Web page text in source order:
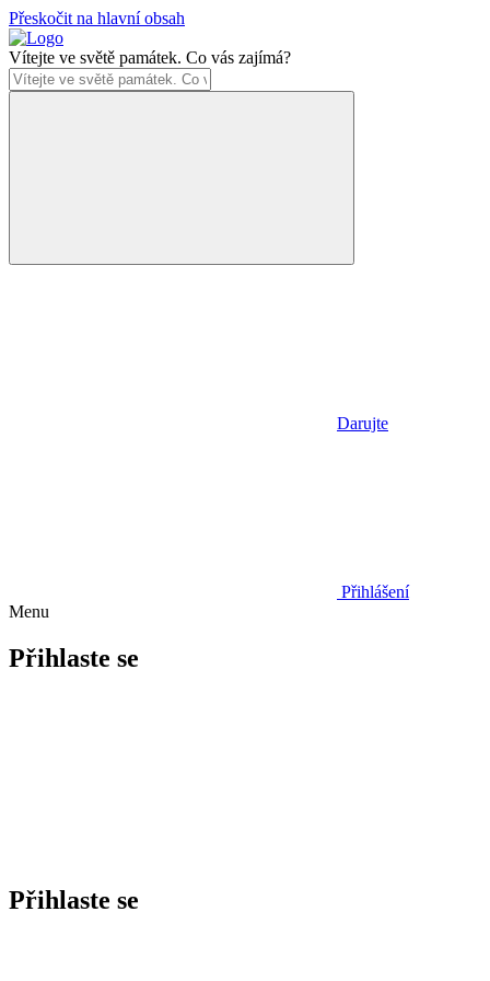
Přeskočit na hlavní obsah
Vítejte ve světě památek. Co vás zajímá?
Darujte
Přihlášení
Menu
Přihlaste se
Přihlaste se